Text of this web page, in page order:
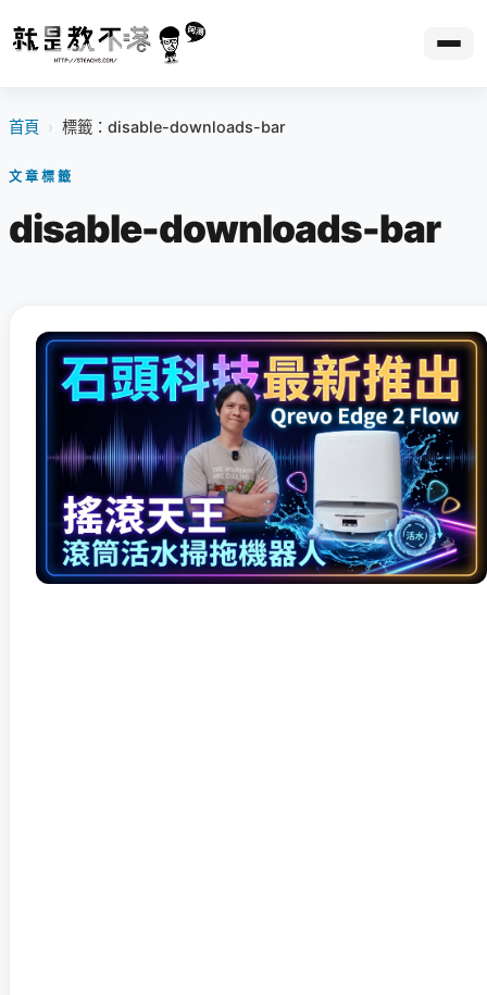
首頁 › 標籤：disable-downloads-bar
文章標籤
disable-downloads-bar